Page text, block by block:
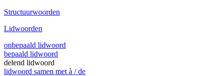
Structuurwoorden
Lidwoorden
onbepaald lidwoord
bepaald lidwoord
delend lidwoord
lidwoord samen met à / de